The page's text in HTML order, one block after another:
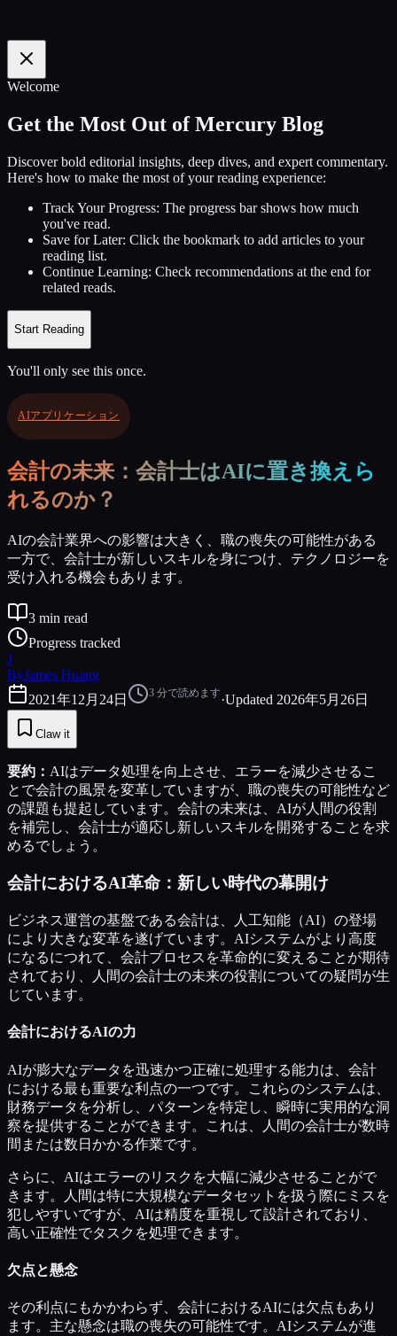
100 %
Welcome
Get the Most Out of Mercury Blog
Discover bold editorial insights, deep dives, and expert commentary.
Here's how to make the most of your reading experience:
Track Your Progress: The progress bar shows how much
you've read.
Save for Later: Click the bookmark to add articles to your
reading list.
Continue Learning: Check recommendations at the end for
related reads.
Start Reading
You'll only see this once.
AIアプリケーション
会計の未来：会計士はAIに置き換えら
れるのか？
AIの会計業界への影響は大きく、職の喪失の可能性がある
一方で、会計士が新しいスキルを身につけ、テクノロジーを
受け入れる機会もあります。
3 min read
Progress tracked
J
ByJames Huang
2021年12月24日
3 分で読めます·Updated 2026年5月26日
Claw it
要約： AIはデータ処理を向上させ、エラーを減少させるこ
とで会計の風景を変革していますが、職の喪失の可能性など
の課題も提起しています。会計の未来は、AIが人間の役割
を補完し、会計士が適応し新しいスキルを開発することを求
めるでしょう。
会計におけるAI革命：新しい時代の幕開け
ビジネス運営の基盤である会計は、人工知能（AI）の登場
により大きな変革を遂げています。AIシステムがより高度
になるにつれて、会計プロセスを革命的に変えることが期待
されており、人間の会計士の未来の役割についての疑問が生
じています。
会計におけるAIの力
AIが膨大なデータを迅速かつ正確に処理する能力は、会計
における最も重要な利点の一つです。これらのシステムは、
財務データを分析し、パターンを特定し、瞬時に実用的な洞
察を提供することができます。これは、人間の会計士が数時
間または数日かかる作業です。
さらに、AIはエラーのリスクを大幅に減少させることがで
きます。人間は特に大規模なデータセットを扱う際にミスを
犯しやすいですが、AIは精度を重視して設計されており、
高い正確性でタスクを処理できます。
欠点と懸念
その利点にもかかわらず、会計におけるAIには欠点もあり
ます。主な懸念は職の喪失の可能性です。AIシステムが進